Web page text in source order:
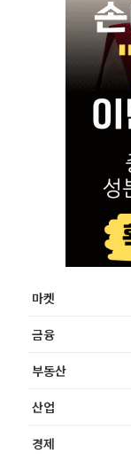
마켓
금융
부동산
산업
경제